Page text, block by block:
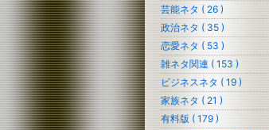
芸能ネタ ( 26 )
政治ネタ ( 35 )
恋愛ネタ ( 53 )
雑ネタ関連 ( 153 )
ビジネスネタ ( 19 )
家族ネタ ( 21 )
有料版 ( 179 )